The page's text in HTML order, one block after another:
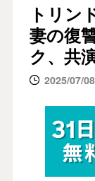
トリン
妻の復
ク、共
2025/07/08